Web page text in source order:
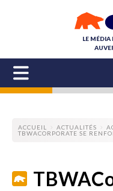
LE
ACCUEIL ACTUALITÉS
TBWACORPORATE SE